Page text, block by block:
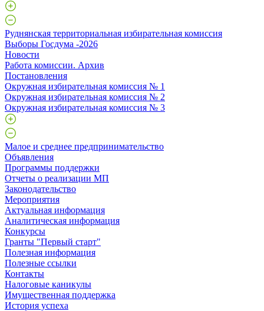
Руднянская территориальная избирательная комиссия
Выборы Госдума -2026
Новости
Работа комиссии. Архив
Постановления
Окружная избирательная комиссия № 1
Окружная избирательная комиссия № 2
Окружная избирательная комиссия № 3
Малое и среднее предпринимательство
Объявления
Программы поддержки
Отчеты о реализации МП
Законодательство
Мероприятия
Актуальная информация
Аналитическая информация
Конкурсы
Гранты "Первый старт"
Полезная информация
Полезные ссылки
Контакты
Налоговые каникулы
Имущественная поддержка
История успеха